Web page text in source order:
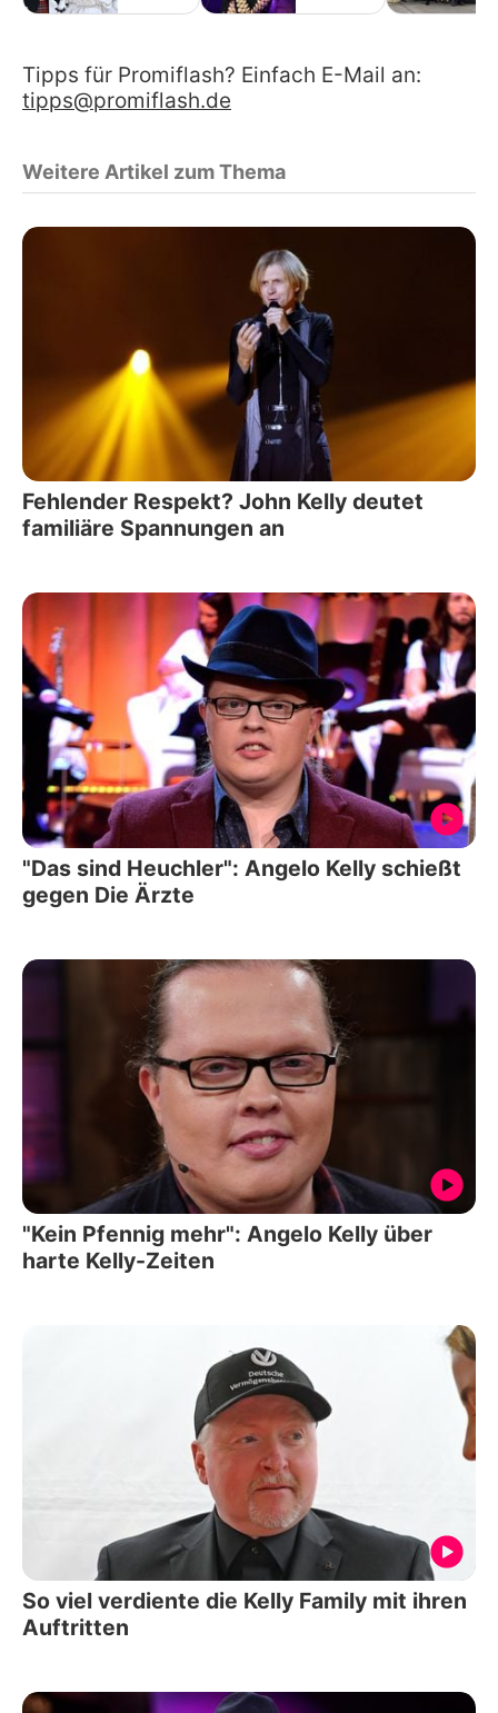
Tipps für Promiflash? Einfach E-Mail an:
tipps@promiflash.de
Weitere Artikel zum Thema
Fehlender Respekt? John Kelly deutet
familiäre Spannungen an
"Das sind Heuchler": Angelo Kelly schießt
gegen Die Ärzte
"Kein Pfennig mehr": Angelo Kelly über
harte Kelly-Zeiten
So viel verdiente die Kelly Family mit ihren
Auftritten